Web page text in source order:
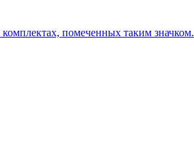
помеченных таким значком.